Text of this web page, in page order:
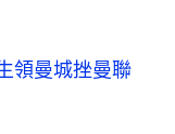
領曼城挫曼聯